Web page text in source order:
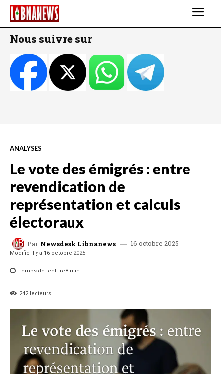
Nous suivre sur
ANALYSES
Le vote des émigrés : entre
revendication de
représentation et calculs
électoraux
Par Newsdesk Libnanews 16 octobre 2025
Modifié il y a 16 octobre 2025
Temps de lecture8 min.
242lecteurs